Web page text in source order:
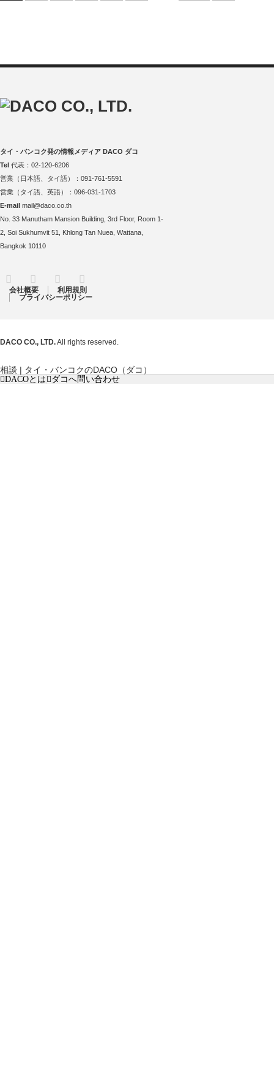
タイ・バンコク発の情報メディア DACO ダコ
Tel 代表：02-120-6206
営業（日本語、タイ語）：091-761-5591
営業（タイ語、英語）：096-031-1703
E-mail mail@daco.co.th
No. 33 Manutham Mansion Building, 3rd Floor, Room 1-
2, Soi Sukhumvit 51, Khlong Tan Nuea, Wattana,
Bangkok 10110
Twitter FacebookInstagram
会社概要
利用規則
プライバシーポリシー
DACO CO., LTD.All rights reserved.
相談 | タイ・バンコクのDACO（ダコ）
DACOとは ダコへ問い合わせ